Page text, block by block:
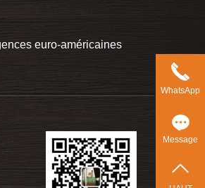
euro-américaines
WhatsApp
Message